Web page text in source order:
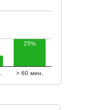
> 60 мин.
25%